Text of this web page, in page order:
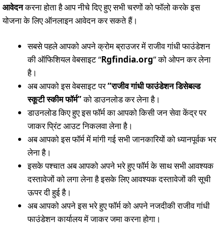
आवेदनकरना होता है आप नीचे दिए हुए सभी चरणों को फॉलो करके इस
योजना के लिए ऑनलाइन आवेदन कर सकते हैं।
सबसे पहले आपको अपने क्रोम ब्राउजर में राजीव गांधी फाउंडेशन
की ऑफिशियल वेबसाइट “Rgfindia.org” को ओपन कर लेना
है।
अब आपको इस वेबसाइट पर“राजीव गांधी फाउंडेशन डिसेबल्ड
स्कूटी स्कीम फॉर्म”को डाउनलोड कर लेना है।
डाउनलोड किए हुए इस फॉर्म का आपको किसी जन सेवा केंद्र पर
जाकर प्रिंट आउट निकलवा लेना है।
अब आपको इस फॉर्म में मांगी गई सभी जानकारियों को ध्यानपूर्वक भर
लेना है।
इसके पश्चात अब आपको अपने भरे हुए फॉर्म के साथ सभी आवश्यक
दस्तावेजों को लगा लेना है इसके लिए आवश्यक दस्तावेजों की सूची
ऊपर दी हुई है।
अब आपको अपने इस भरे हुए फॉर्म को अपने नजदीकी राजीव गांधी
फाउंडेशन कार्यालय में जाकर जमा करना होगा।